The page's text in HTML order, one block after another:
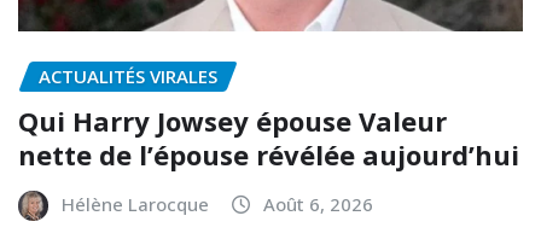
ACTUALITÉS VIRALES
Qui Harry Jowsey épouse Valeur
nette de l’épouse révélée aujourd’hui
Hélène Larocque Août 6, 2026